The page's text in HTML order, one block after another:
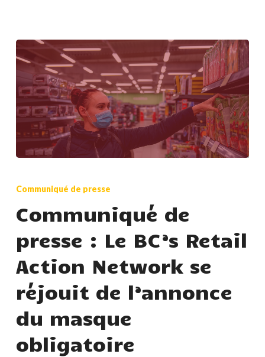
de
:
Le
BC’s
Retail
Action
Network
se
réjouit
Communiqué de presse
Communiqué de
presse : Le BC’s Retail
Action Network se
réjouit de l’annonce
du masque
obligatoire